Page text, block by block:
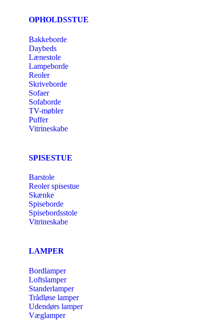
OPHOLDSSTUE
Bakkeborde
Daybeds
Lænestole
Lampeborde
Reoler
Skriveborde
Sofaer
Sofaborde
TV-møbler
Puffer
Vitrineskabe
SPISESTUE
Barstole
Reoler spisestue
Skænke
Spiseborde
Spisebordsstole
Vitrineskabe
LAMPER
Bordlamper
Loftslamper
Standerlamper
Trådløse lamper
Udendørs lamper
Væglamper